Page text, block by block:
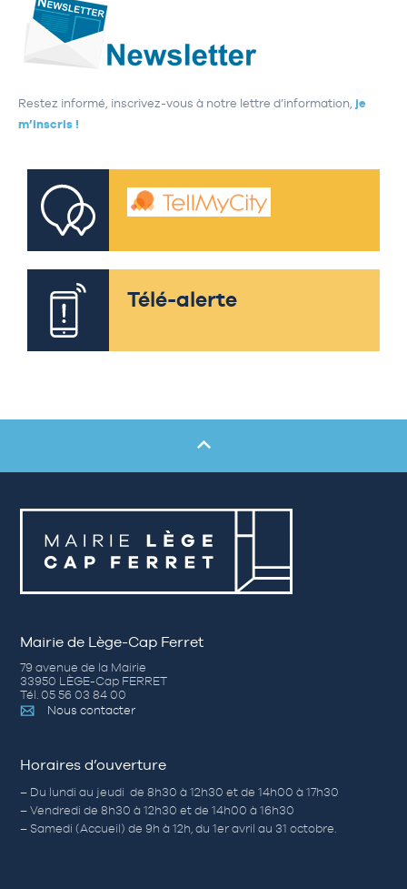
Restez informé, inscrivez-vous à notre lettre d’information, je
m’inscris !
Télé-alerte
Mairie de Lège-Cap Ferret
79 avenue de la Mairie
33950 LÈGE-Cap FERRET
Tél. 05 56 03 84 00
Nous contacter
Horaires d’ouverture
– Du lundi au jeudi de 8h30 à 12h30 et de 14h00 à 17h30
– Vendredi de 8h30 à 12h30 et de 14h00 à 16h30
– Samedi (Accueil) de 9h à 12h, du 1er avril au 31 octobre.